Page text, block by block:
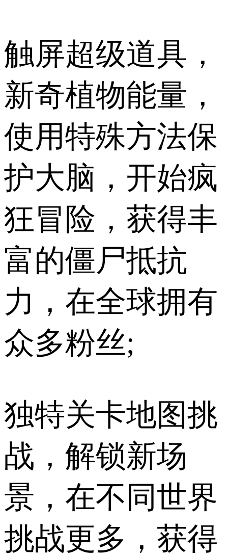
触屏超级道具，
新奇植物能量，
使用特殊方法保
护大脑，开始疯
狂冒险，获得丰
富的僵尸抵抗
力，在全球拥有
众多粉丝;
独特关卡地图挑
战，解锁新场
景，在不同世界
挑战更多，获得